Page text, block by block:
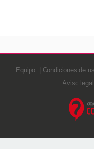
Equipo Condiciones de
Aviso legal